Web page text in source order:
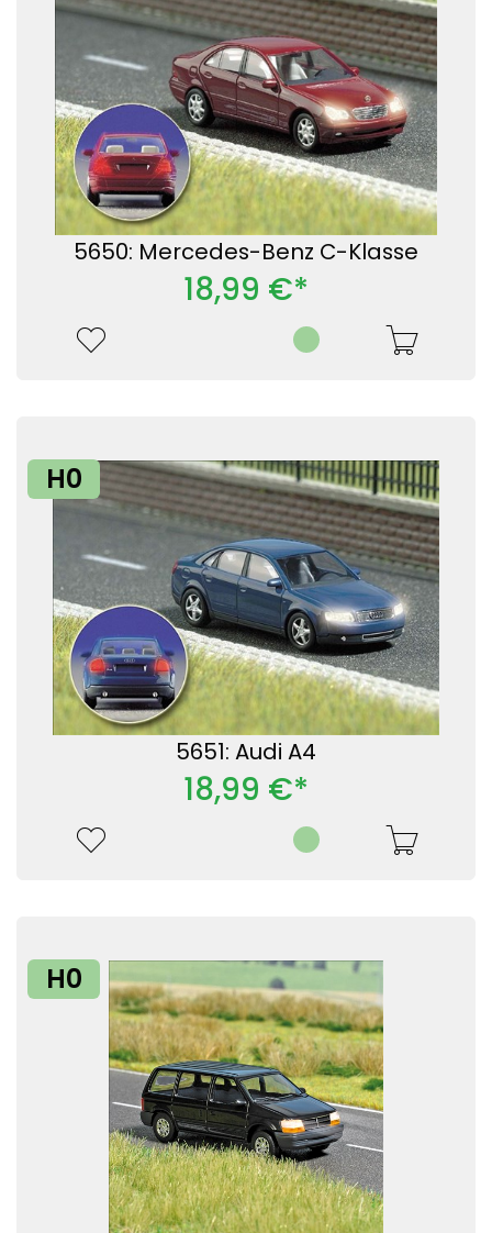
5650: Mercedes-Benz C-Klasse
18,99 €*
H0
5651: Audi A4
18,99 €*
H0